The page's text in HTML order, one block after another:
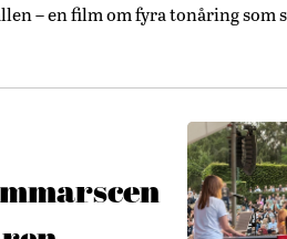
– en film om fyra tonåring som